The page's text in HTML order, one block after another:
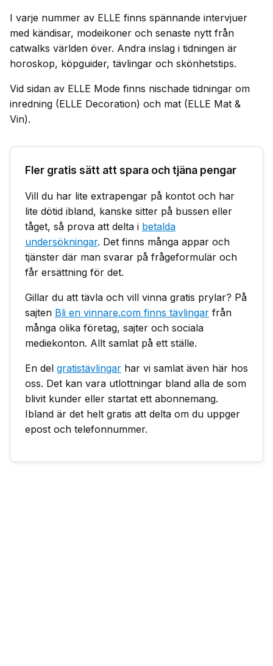
I varje nummer av ELLE finns spännande intervjuer
med kändisar, modeikoner och senaste nytt från
catwalks världen över. Andra inslag i tidningen är
horoskop, köpguider, tävlingar och skönhetstips.
Vid sidan av ELLE Mode finns nischade tidningar om
inredning (ELLE Decoration) och mat (ELLE Mat &
Vin).
Fler gratis sätt att spara och tjäna pengar
Vill du har lite extrapengar på kontot och har
lite dötid ibland, kanske sitter på bussen eller
tåget, så prova att delta i betalda
undersökningar. Det finns många appar och
tjänster där man svarar på frågeformulär och
får ersättning för det.
Gillar du att tävla och vill vinna gratis prylar? På
sajten Bli en vinnare.com finns tävlingar från
många olika företag, sajter och sociala
mediekonton. Allt samlat på ett ställe.
En del gratistävlingar har vi samlat även här hos
oss. Det kan vara utlottningar bland alla de som
blivit kunder eller startat ett abonnemang.
Ibland är det helt gratis att delta om du uppger
epost och telefonnummer.